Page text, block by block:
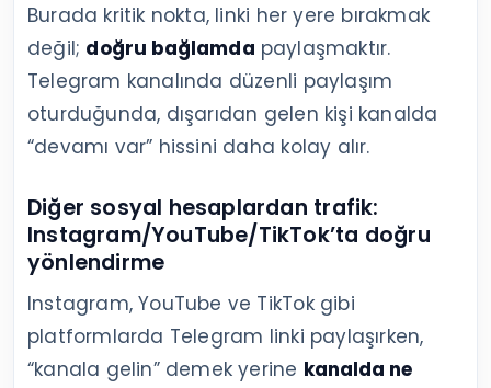
Burada kritik nokta, linki her yere bırakmak
değil; doğru bağlamda paylaşmaktır.
Telegram kanalında düzenli paylaşım
oturduğunda, dışarıdan gelen kişi kanalda
“devamı var” hissini daha kolay alır.
Diğer sosyal hesaplardan trafik:
Instagram/YouTube/TikTok’ta doğru
yönlendirme
Instagram, YouTube ve TikTok gibi
platformlarda Telegram linki paylaşırken,
“kanala gelin” demek yerine kanalda ne